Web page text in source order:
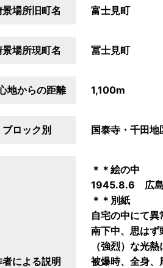
景場所旧町名 富士見町
景場所現町名 冨士見町
地からの距離 1,100m
ブロック別 国泰寺・千田地
者による説明
＊＊絵の中
1945.8.6 広島
＊＊別紙
自宅の中にて
南下中、思はず
（強烈）な光
被爆時、全身、